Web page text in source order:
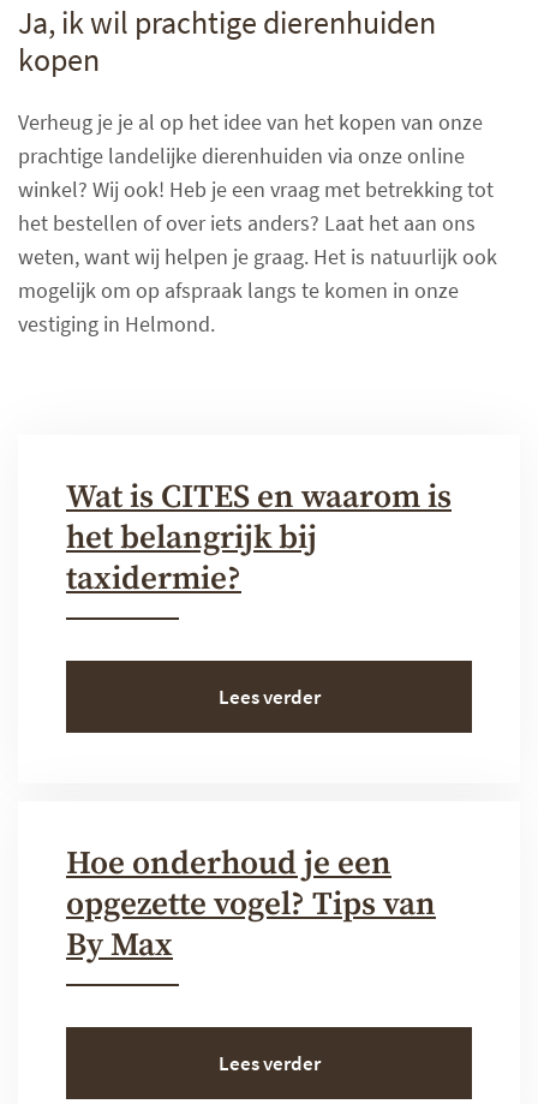
Ja, ik wil prachtige dierenhuiden
kopen
Verheug je je al op het idee van het kopen van onze
prachtige landelijke dierenhuiden via onze online
winkel? Wij ook! Heb je een vraag met betrekking tot
het bestellen of over iets anders? Laat het aan ons
weten, want wij helpen je graag. Het is natuurlijk ook
mogelijk om op afspraak langs te komen in onze
vestiging in Helmond.
Wat is CITES en waarom is
het belangrijk bij
taxidermie?
Lees verder
Hoe onderhoud je een
opgezette vogel? Tips van
By Max
Lees verder